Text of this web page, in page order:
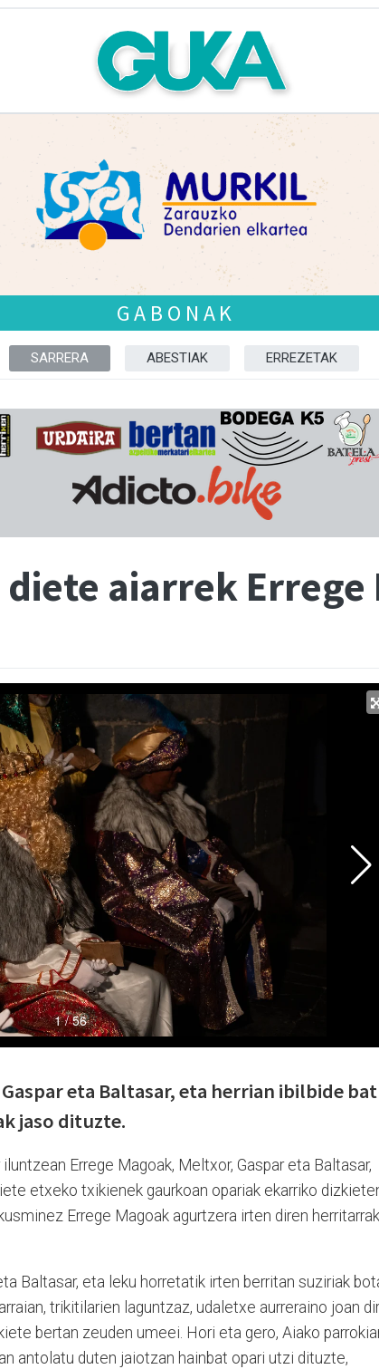
GABONAK
SARRERA ABESTIAK ERREZETAK
aiarrek Errege
eta Baltasar, eta herrian ibilbide bat
jaso dituzte.
Errege Magoak, Meltxor, Gaspar eta Baltasar,
etxeko txikienek gaurkoan opariak ekarriko
Errege Magoak agurtzera irten diren
Baltasar, eta leku horretatik irten berritan suziriak
trikitilarien laguntzaz, udaletxe aurreraino joan
bertan zeuden umeei. Hori eta gero, Aiako
antolatu duten jaiotzan hainbat opari utzi dituzte,